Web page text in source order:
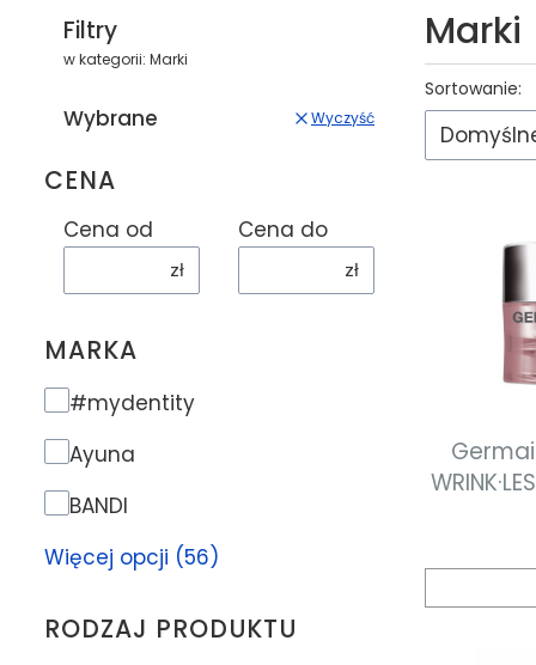
Filtry
w kategorii: Marki
Wybrane Wyczyść
CENA
Cena od
zł
Cena do
zł
MARKA
Marka
#mydentity
Ayuna
BANDI
Więcej opcji (56)
RODZAJ PRODUKTU
Marki
Lista
Sortowanie: